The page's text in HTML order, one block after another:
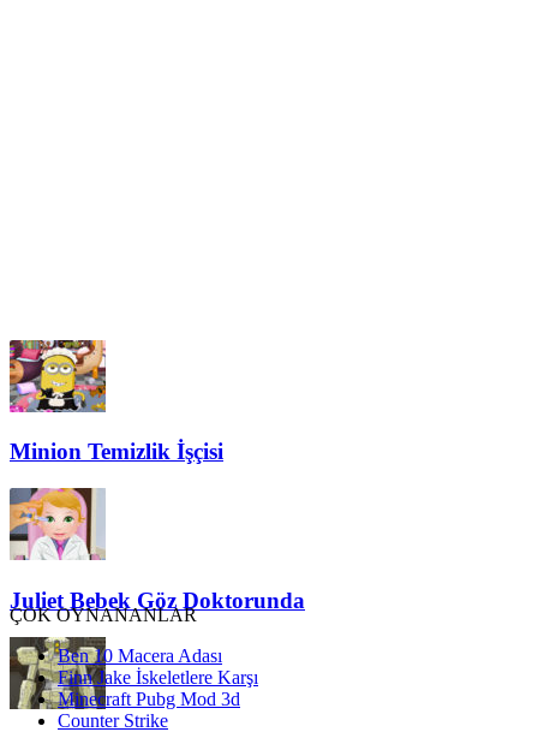
Minion Temizlik İşçisi
Juliet Bebek Göz Doktorunda
ÇOK OYNANANLAR
Ben 10 Macera Adası
Finn Jake İskeletlere Karşı
Minecraft Pubg Mod 3d
Counter Strike